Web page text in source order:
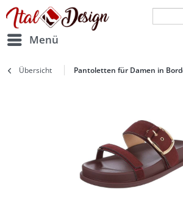
Zur Hauptnavigation springen Zum
Menü
Übersicht Pantoletten für Damen in